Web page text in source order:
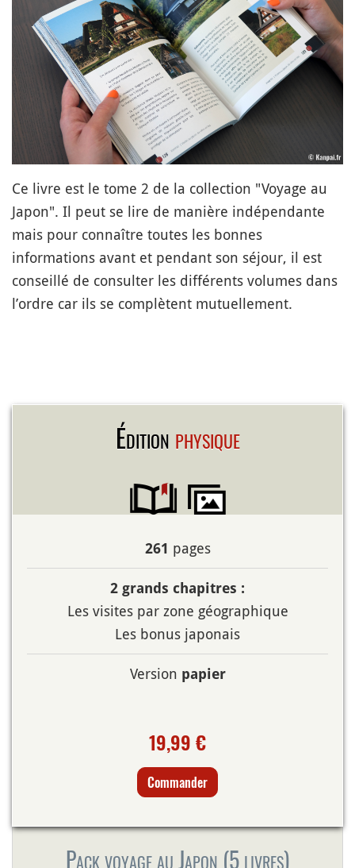
Ce livre est le tome 2 de la collection "Voyage au
Japon". Il peut se lire de manière indépendante
mais pour connaître toutes les bonnes
informations avant et pendant son séjour, il est
conseillé de consulter les différents volumes dans
l’ordre car ils se complètent mutuellement.
Éditionphysique
261 pages
2 grands chapitres :
Les visites par zone géographique
Les bonus japonais
Version papier
19,99 €
Commander
Pack voyage au Japon (5 livres)